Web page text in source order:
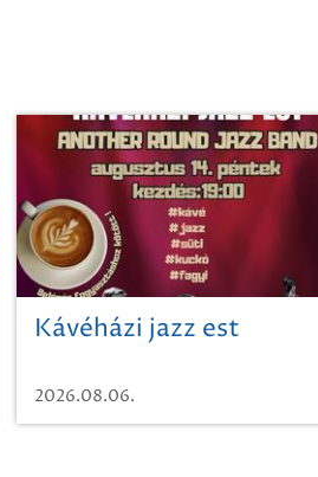
Kávéházi jazz est
2026.08.06.